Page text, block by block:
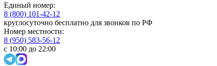
Единый номер:
8 (800) 101-42-12
круглосуточно бесплатно для звонков по РФ
Номер местности:
8 (950) 583-56-12
с 10:00 до 22:00